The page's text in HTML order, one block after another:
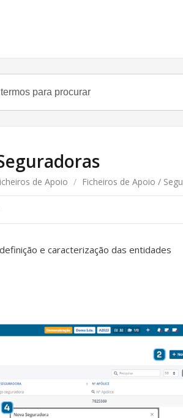
de Apoio / Ficheiros de Apoio /
e caracterização das entidades